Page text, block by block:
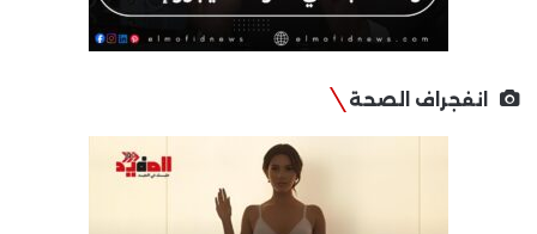
انفجراف الصحة